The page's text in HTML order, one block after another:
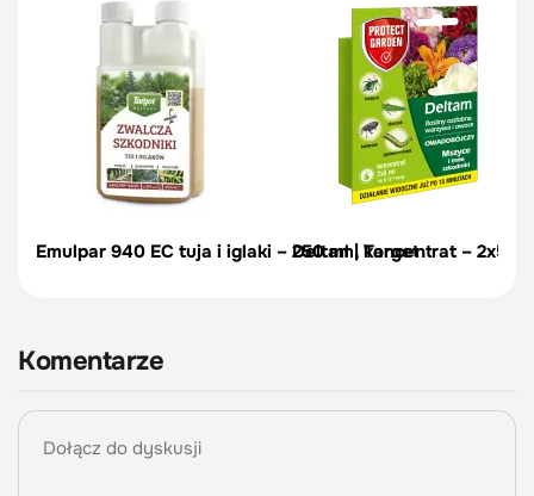
Emulpar 940 EC tuja i iglaki – 250 ml | Target
Deltam, koncentrat – 2x5
Komentarze